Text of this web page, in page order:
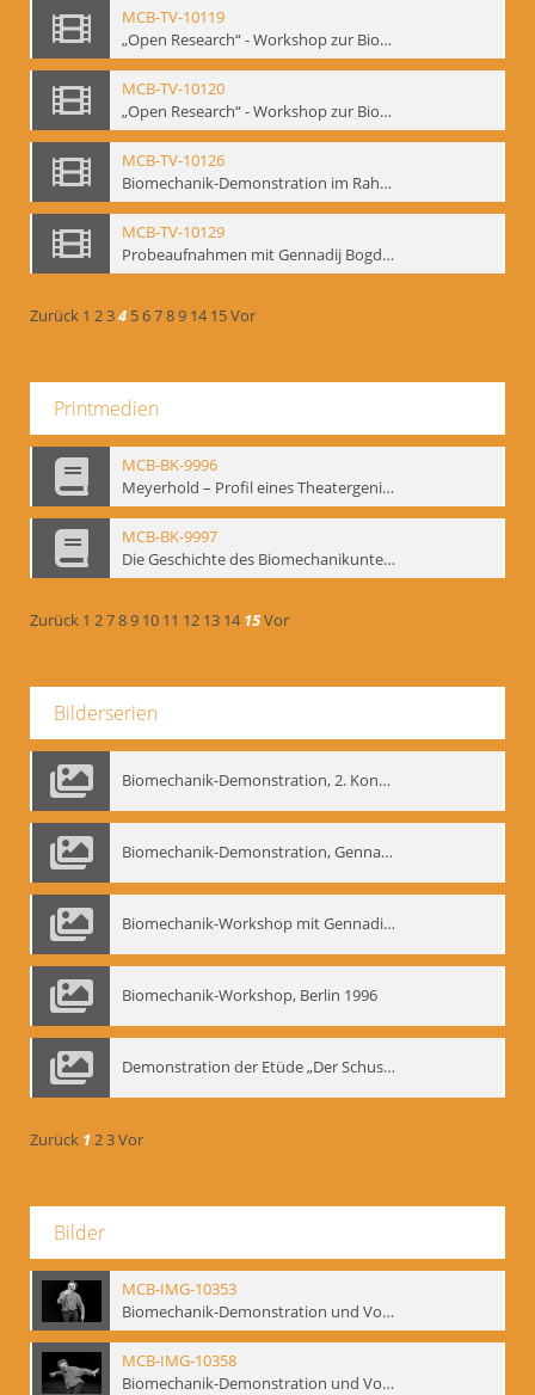
MCB-TV-10119
„Open Research“ - Workshop zur Biomechanik, 10.-14.05.1994 im Mime Centrum Berlin (Bd.1). - Interne Signatur: BM-vid-26
MCB-TV-10120
„Open Research“ - Workshop zur Biomechanik, 10.-14.05.1994 im Mime Centrum Berlin (Bd.2). - Interne Signatur: BM-vid-27
MCB-TV-10126
Biomechanik-Demonstration im Rahmen vom 2. Kongress der European Mime Federation: „Rekonstruktion/Innovation“, Berlin Mai 1993 - Interne Signatur: BM-vid-36
MCB-TV-10129
Probeaufnahmen mit Gennadij Bogdanow und Demonstrationsvortrag im Berliner Ensemble, 04.10.1991, Ausschnitt 2 - Interne Signatur: BM-vid-45_A2
Zurück 1 234 56789 14 15Vor
Printmedien
MCB-BK-9996
Meyerhold – Profil eines Theatergenies. Vortrag. Arbeitsdemonstration - interne Signatur: BM-prt-203
MCB-BK-9997
Die Geschichte des Biomechanikunterrichts im Theater der Satire - interne Signatur: BM-prt-204
Zurück 1 2789 10 11 12 13 14 15Vor
Bilderserien
Biomechanik-Demonstration, 2. Kongress der EMF, Mai 1995
Biomechanik-Demonstration, Gennadij Bogdanow im Berliner Ensemble, 04.10.1991
Biomechanik-Workshop mit Gennadij Nikolajewitsch Bogdanow im Mime Centrum Berlin, 1991
Biomechanik-Workshop, Berlin 1996
Demonstration der Etüde „Der Schuss mit dem Bogen“ durch Gennadij Nikolajewitsch Bogdanow, Berlin 1991
Zurück 123Vor
Bilder
MCB-IMG-10353
Biomechanik-Demonstration und Vortrag, Berliner Ensemble, 04.10.1991
MCB-IMG-10358
Biomechanik-Demonstration und Vortrag, Berliner Ensemble, 04.10.1991